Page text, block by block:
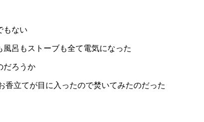
もない
呂もストーブも全て電気になった
だろうか
立てが目に入ったので焚いてみたのだった